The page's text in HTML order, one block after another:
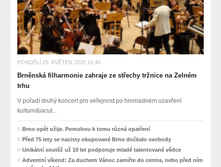
PONDĚLÍ 25. KVĚTEN 2020 16:46
Brněnská filharmonie zahraje ze střechy tržnice na Zelném
trhu
V pořadí druhý koncert pro veřejnost po hromadném uzavření
kulturn&iacut...
Brno opět ožije. Pomohou k tomu různá opatření
Před 75 lety se nacisty okupované Brno dočkalo svobody
Unikátní soutěž už 10 let podporuje mladé talentované vědce
Adventní víkend: Za duchem Vánoc zamiřte do centra, nebo před ním